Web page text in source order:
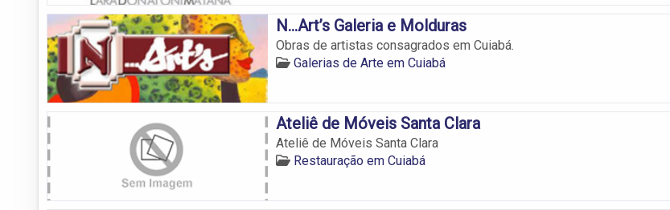
N…Art’s Galeria e Molduras
Obras de artistas consagrados em Cuiabá.
Galerias de Arte em Cuiabá
Ateliê de Móveis Santa Clara
Ateliê de Móveis Santa Clara
Restauração em Cuiabá